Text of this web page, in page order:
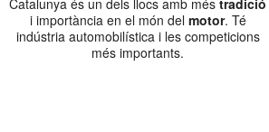
Catalunya és un dels llocs amb més tradició
i importància en el món del motor. Té
indústria automobilística i les competicions
més importants.